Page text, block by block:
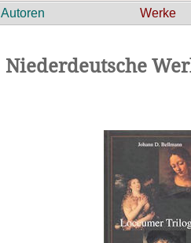
Autoren Werke
Niederdeutsche